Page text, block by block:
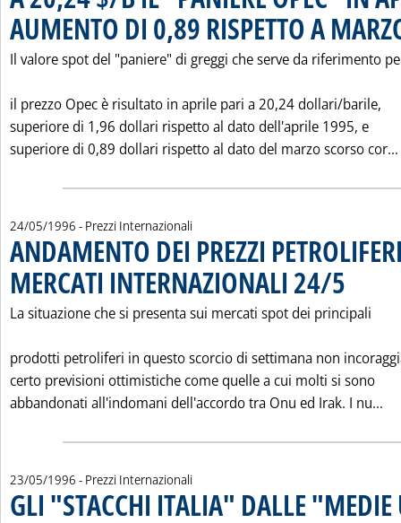
AUMENTO DI 0,89 RISPETTO A
Il valore spot del "paniere" di greggi che serve da riferimento
il prezzo Opec è risultato in aprile pari a 20,24 dollari/barile,
superiore di 1,96 dollari rispetto al dato dell'aprile 1995, e
superiore di 0,89 dollari rispetto al dato del marzo scorso cor...
24/05/1996 - Prezzi Internazionali
ANDAMENTO DEI PREZZI
MERCATI INTERNAZIONALI 24/5
La situazione che si presenta sui mercati spot dei principali
prodotti petroliferi in questo scorcio di settimana non
certo previsioni ottimistiche come quelle a cui molti si sono
abbandonati all'indomani dell'accordo tra Onu ed Irak. I nu...
23/05/1996 - Prezzi Internazionali
GLI "STACCHI ITALIA" DALLE